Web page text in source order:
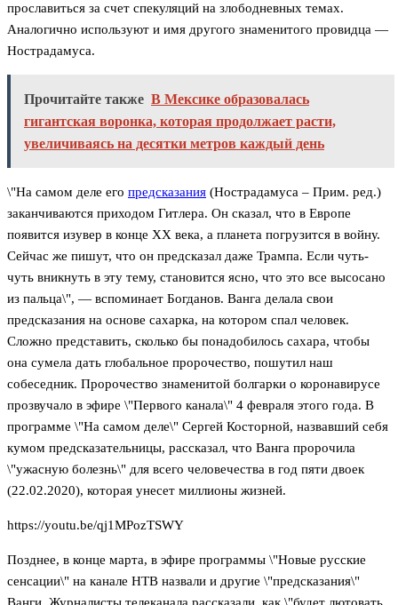
прославиться за счет спекуляций на злободневных темах.
Аналогично используют и имя другого знаменитого провидца —
Нострадамуса.
Прочитайте также В Мексике образовалась
гигантская воронка, которая продолжает расти,
увеличиваясь на десятки метров каждый день
\"На самом деле его предсказания (Нострадамуса – Прим. ред.)
заканчиваются приходом Гитлера. Он сказал, что в Европе
появится изувер в конце XX века, а планета погрузится в войну.
Сейчас же пишут, что он предсказал даже Трампа. Если чуть-
чуть вникнуть в эту тему, становится ясно, что это все высосано
из пальца\", — вспоминает Богданов. Ванга делала свои
предсказания на основе сахарка, на котором спал человек.
Сложно представить, сколько бы понадобилось сахара, чтобы
она сумела дать глобальное пророчество, пошутил наш
собеседник. Пророчество знаменитой болгарки о коронавирусе
прозвучало в эфире \"Первого канала\" 4 февраля этого года. В
программе \"На самом деле\" Сергей Косторной, назвавший себя
кумом предсказательницы, рассказал, что Ванга пророчила
\"ужасную болезнь\" для всего человечества в год пяти двоек
(22.02.2020), которая унесет миллионы жизней.
https://youtu.be/qj1MPozTSWY
Позднее, в конце марта, в эфире программы \"Новые русские
сенсации\" на канале НТВ назвали и другие \"предсказания\"